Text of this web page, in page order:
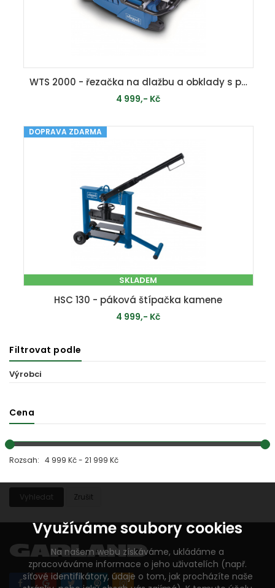
WTS 2000 - řezačka na dlažbu a obklady s posuvným stolkem
4 999,- Kč
MOMENTÁLNĚ VYPRODÁNO
DOPRAVA ZDARMA
SKLADEM
HSC 130 - páková štípačka kamene
4 999,- Kč
Filtrovat podle
Výrobci
Cena
Rozsah: 4 999 Kč - 21 999 Kč
Vyhledat Zrušit
Využíváme soubory cookies
Na našem webu získáváme, ukládáme a
zpracováváme informace o jeho uživatelích (např.
síťové identifikátory, údaje o tom, jak procházíte naše